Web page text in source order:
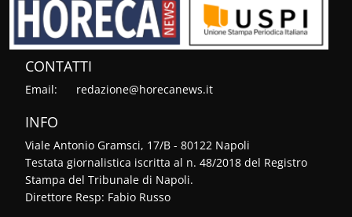
CONTATTI
Email: redazione@horecanews.it
INFO
Viale Antonio Gramsci, 17/B - 80122 Napoli
Testata giornalistica iscritta al n. 48/2018 del Registro
Stampa del Tribunale di Napoli.
Direttore Resp: Fabio Russo